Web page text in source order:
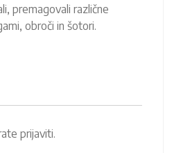
premagovali različne
obroči in šotori.
prijaviti.